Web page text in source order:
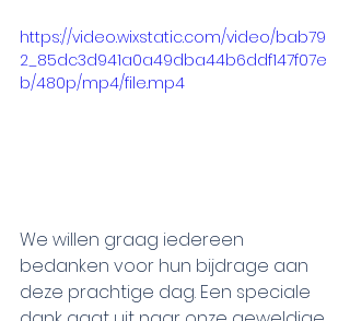
https://video.wixstatic.com/video/bab79
2_85dc3d941a0a49dba44b6ddf147f07e
b/480p/mp4/file.mp4
We willen graag iedereen
bedanken voor hun bijdrage aan
deze prachtige dag. Een speciale